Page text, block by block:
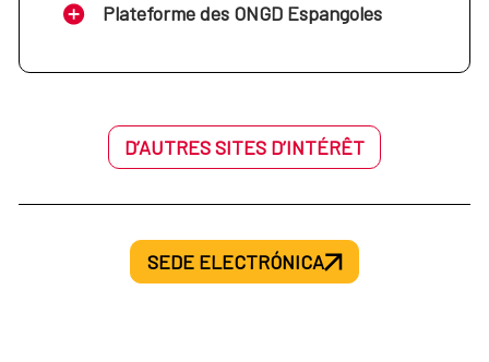
Plateforme des ONGD Espangoles
D’AUTRES SITES D’INTÉRÊT
SEDE ELECTRÓNICA